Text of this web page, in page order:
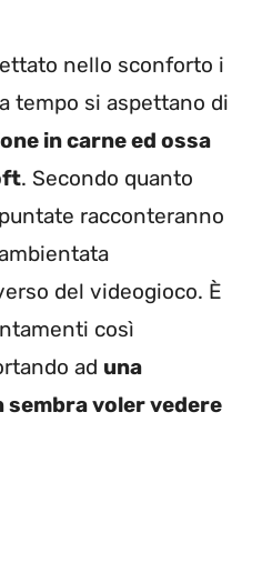
nello sconforto i
tempo si aspettano di
in carne ed ossa
. Secondo quanto
racconteranno
del videogioco. È
così
ad una
sembra voler vedere